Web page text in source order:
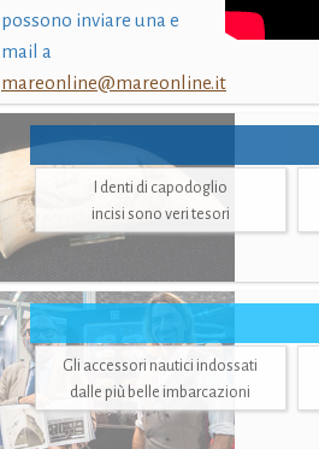
possono inviare una e
mail a
mareonline@mareonline.it
I denti di capodoglio
incisi sono veri tesori
Gli accessori nautici indossati
dalle più belle imbarcazioni